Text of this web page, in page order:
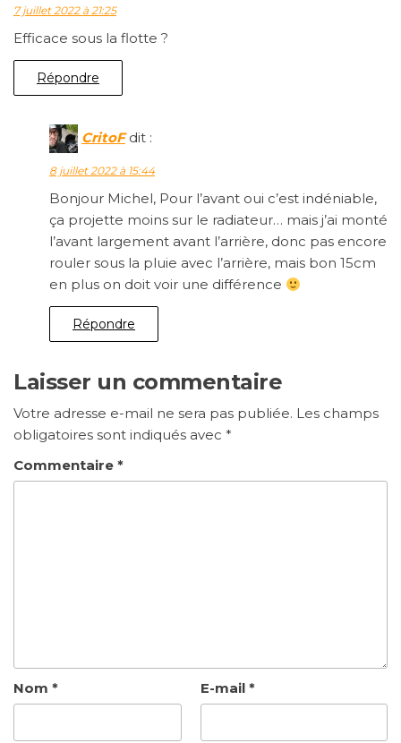
7 juillet 2022 à 21:25
Efficace sous la flotte ?
Répondre
CritoF dit :
8 juillet 2022 à 15:44
Bonjour Michel, Pour l’avant oui c’est indéniable,
ça projette moins sur le radiateur… mais j’ai monté
l’avant largement avant l’arrière, donc pas encore
rouler sous la pluie avec l’arrière, mais bon 15cm
en plus on doit voir une différence
Répondre
Laisser un commentaire
Votre adresse e-mail ne sera pas publiée. Les champs
obligatoires sont indiqués avec *
Commentaire *
Nom * E-mail *